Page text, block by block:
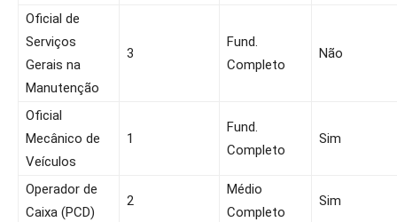
Oficial de
Serviços
Gerais na
Manutenção
3
Fund.
Completo
Não
Oficial
Mecânico de
Veículos
1
Fund.
Completo
Sim
Operador de
Caixa (PCD)
2
Médio
Completo
Sim